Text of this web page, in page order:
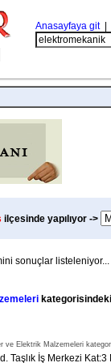
Anasayfaya git|
ilçesinde yapılıyor ->
sonuçlar listeleniyor...
ve Elektrik Malzemeleri
Taşlık İş Merkezi